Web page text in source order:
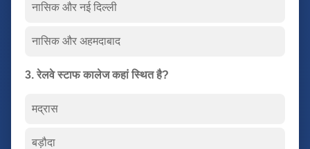
नासिक और नई दिल्ली
नासिक और अहमदाबाद
3. रेलवे स्टाफ कालेज कहां स्थित है?
मद्रास
बड़ौदा